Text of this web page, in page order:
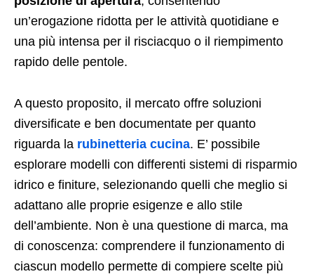
un’erogazione ridotta per le attività quotidiane e
una più intensa per il risciacquo o il riempimento
rapido delle pentole.
A questo proposito, il mercato offre soluzioni
diversificate e ben documentate per quanto
riguarda la rubinetteria cucina. E’ possibile
esplorare modelli con differenti sistemi di risparmio
idrico e finiture, selezionando quelli che meglio si
adattano alle proprie esigenze e allo stile
dell’ambiente. Non è una questione di marca, ma
di conoscenza: comprendere il funzionamento di
ciascun modello permette di compiere scelte più